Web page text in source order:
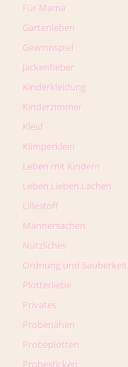
Für Mama
Gartenleben
Gewinnspiel
Jackenfieber
Kinderkleidung
Kinderzimmer
Kleid
Klimperklein
Leben mit Kindern
Leben.Lieben.Lachen
Lillestoff
Männersachen
Nützliches
Ordnung und Sauberkeit
Plotterliebe
Privates
Probenähen
Probeplotten
Probesticken